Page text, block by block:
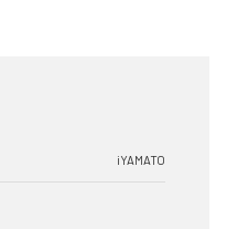
iYAMATO